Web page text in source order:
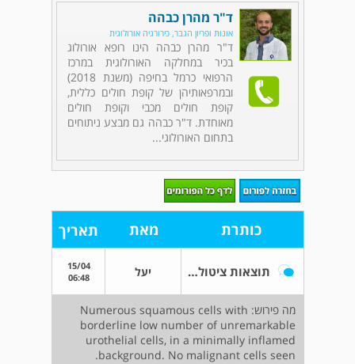
ד"ר מהרן כבהה
אונות ופריון הגבר, כירורגיה אורולוגית
ד"ר מהרן כבהה הינו רופא אורולוג
בכיר במחלקה האורולוגית במרכז
הרפואי כרמל בחיפה (משנת 2018)
ובמרפאותיהן של קופת חולים כללית,
קופת חולים מכבי וקופת חולים
מאוחדת. ד"ר כבהה גם מבצע ניתוחים
בתחום האורולוגי...
כותרת מאת תאריך
תוצאות ציטולוגיה יעל
15/04
06:48
מה פירוש: Numerous squamous cells with
borderline low number of unremarkable
urothelial cells, in a minimally inflamed
background. No malignant cells seen.